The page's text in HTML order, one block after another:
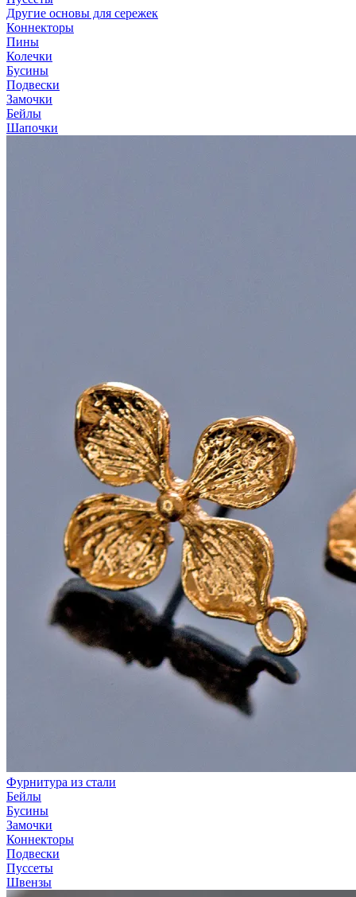
Другие основы для сережек
Коннекторы
Пины
Колечки
Бусины
Подвески
Замочки
Бейлы
Шапочки
Фурнитура из стали
Бейлы
Бусины
Замочки
Коннекторы
Подвески
Пуссеты
Швензы